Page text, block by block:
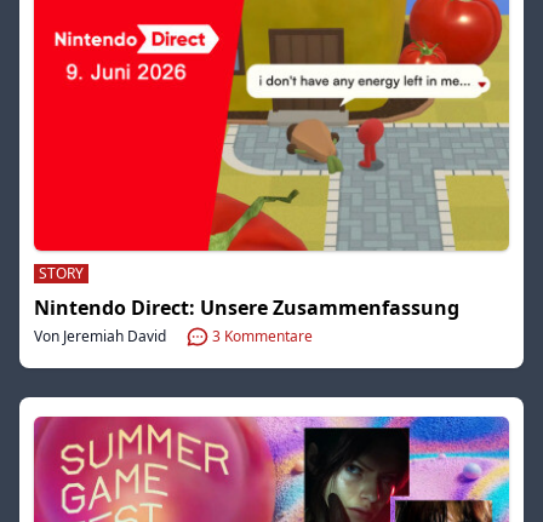
STORY
Nintendo Direct: Unsere Zusammenfassung
Von Jeremiah David 3 Kommentare